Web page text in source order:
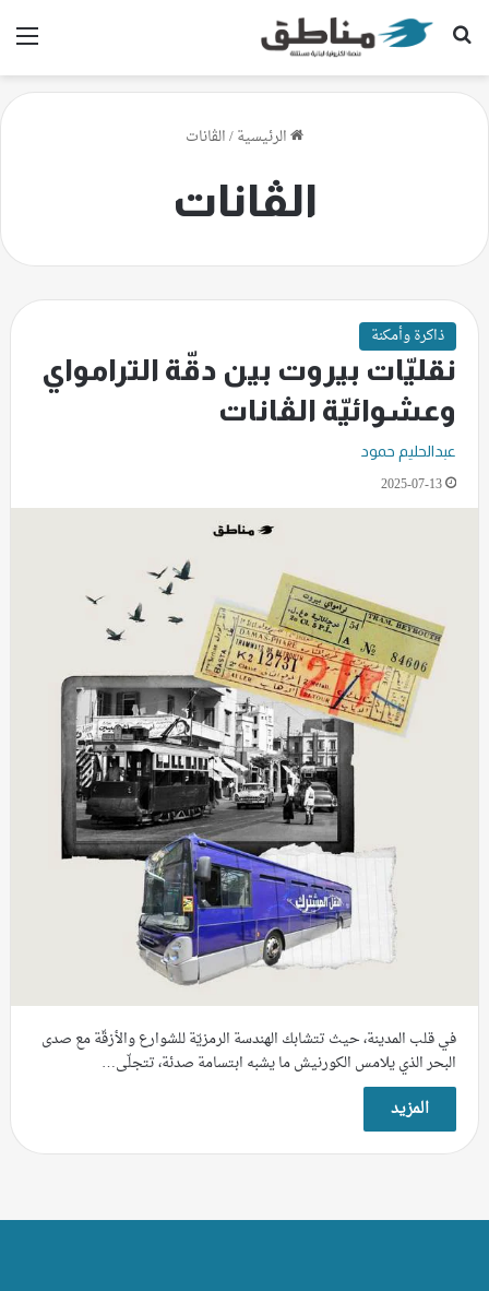
بحث عن
الرئيسية/الڤانات
الڤانات
ذاكرة وأمكنة
نقليّات بيروت بين دقّة الترامواي
وعشوائيّة الڤانات
عبدالحليم حمود
2025-07-13
في قلب المدينة، حيث تتشابك الهندسة الرمزيّة للشوارع والأزقّة مع صدى
البحر الذي يلامس الكورنيش ما يشبه ابتسامة صدئة، تتجلّى…
المزيد